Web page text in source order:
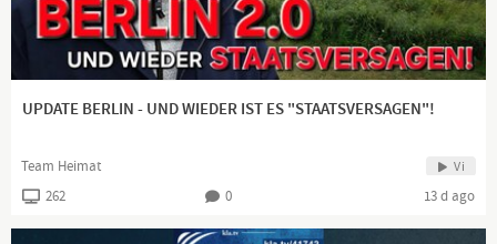
UPDATE BERLIN - UND WIEDER IST ES "STAATSVERSAGEN"!
Team Heimat Vi
262 0 13 d ago